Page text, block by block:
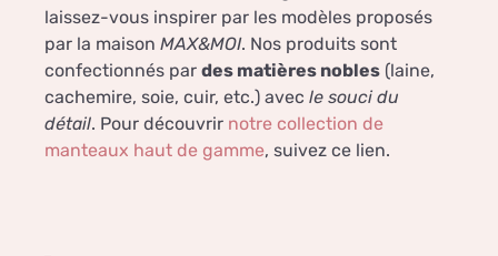
laissez-vous inspirer par les modèles proposés
par la maison MAX&MOI. Nos produits sont
confectionnés par des matières nobles (laine,
cachemire, soie, cuir, etc.) avec le souci du
détail. Pour découvrir notre collection de
manteaux haut de gamme, suivez ce lien.